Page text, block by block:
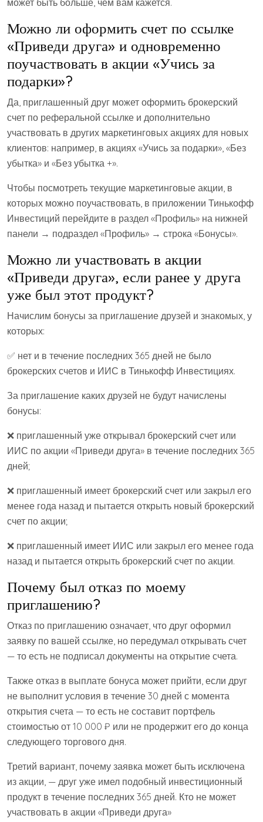
может быть больше, чем вам кажется.
Можно ли оформить счет по ссылке
«Приведи друга» и одновременно
поучаствовать в акции «Учись за
подарки»?
Да, приглашенный друг может оформить брокерский
счет по реферальной ссылке и дополнительно
участвовать в других маркетинговых акциях для новых
клиентов: например, в акциях «Учись за подарки», «Без
убытка» и «Без убытка +».
Чтобы посмотреть текущие маркетинговые акции, в
которых можно поучаствовать, в приложении Тинькофф
Инвестиций перейдите в раздел «Профиль» на нижней
панели → подраздел «Профиль» → строка «Бонусы».
Можно ли участвовать в акции
«Приведи друга», если ранее у друга
уже был этот продукт?
Начислим бонусы за приглашение друзей и знакомых, у
которых:
✅ нет и в течение последних 365 дней не было
брокерских счетов и ИИС в Тинькофф Инвестициях.
За приглашение каких друзей не будут начислены
бонусы:
❌ приглашенный уже открывал брокерский счет или
ИИС по акции «Приведи друга» в течение последних 365
дней;
❌ приглашенный имеет брокерский счет или закрыл его
менее года назад и пытается открыть новый брокерский
счет по акции;
❌ приглашенный имеет ИИС или закрыл его менее года
назад и пытается открыть брокерский счет по акции.
Почему был отказ по моему
приглашению?
Отказ по приглашению означает, что друг оформил
заявку по вашей ссылке, но передумал открывать счет
— то есть не подписал документы на открытие счета.
Также отказ в выплате бонуса может прийти, если друг
не выполнит условия в течение 30 дней с момента
открытия счета — то есть не составит портфель
стоимостью от 10 000 ₽ или не продержит его до конца
следующего торгового дня.
Третий вариант, почему заявка может быть исключена
из акции, — друг уже имел подобный инвестиционный
продукт в течение последних 365 дней. Кто не может
участвовать в акции «Приведи друга»